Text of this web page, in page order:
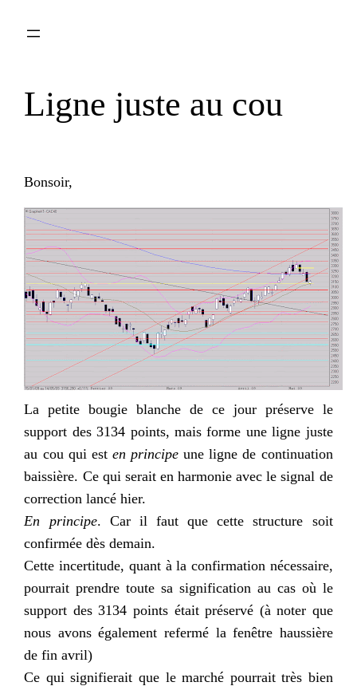
Ligne juste au cou
Bonsoir,
La petite bougie blanche de ce jour préserve le
support des 3134 points, mais forme une ligne juste
au cou qui est en principe une ligne de continuation
baissière. Ce qui serait en harmonie avec le signal de
correction lancé hier.
En principe. Car il faut que cette structure soit
confirmée dès demain.
Cette incertitude, quant à la confirmation nécessaire,
pourrait prendre toute sa signification au cas où le
support des 3134 points était préservé (à noter que
nous avons également refermé la fenêtre haussière
de fin avril)
Ce qui signifierait que le marché pourrait très bien